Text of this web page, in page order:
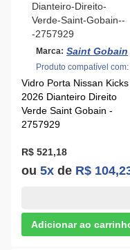
Marca: Saint Gobain
Produto compatível com:
Vidro Porta Nissan Kicks
2026 Dianteiro Direito
Verde Saint Gobain -
2757929
R$ 521,18
ou 5x de R$